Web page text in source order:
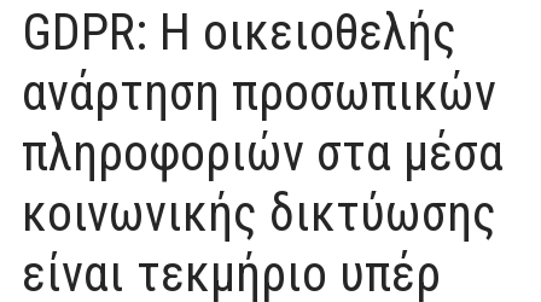
GDPR: Η οικειοθελής
ανάρτηση προσωπικών
πληροφοριών στα μέσα
κοινωνικής δικτύωσης
είναι τεκμήριο υπέρ